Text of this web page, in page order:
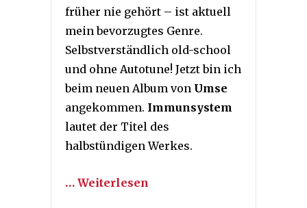
früher nie gehört – ist aktuell
mein bevorzugtes Genre.
Selbstverständlich old-school
und ohne Autotune! Jetzt bin ich
beim neuen Album von Umse
angekommen. Immunsystem
lautet der Titel des
halbstündigen Werkes.
… Weiterlesen